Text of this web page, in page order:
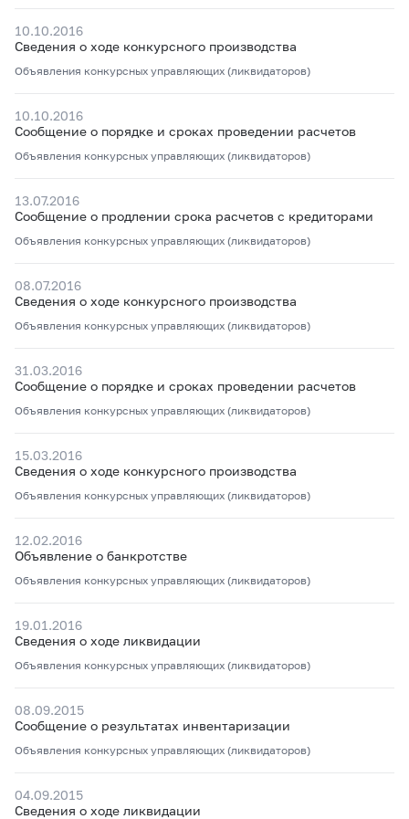
10.10.2016
Сведения о ходе конкурсного производства
Объявления конкурсных управляющих (ликвидаторов)
10.10.2016
Сообщение о порядке и сроках проведении расчетов
Объявления конкурсных управляющих (ликвидаторов)
13.07.2016
Сообщение о продлении срока расчетов с кредиторами
Объявления конкурсных управляющих (ликвидаторов)
08.07.2016
Сведения о ходе конкурсного производства
Объявления конкурсных управляющих (ликвидаторов)
31.03.2016
Сообщение о порядке и сроках проведении расчетов
Объявления конкурсных управляющих (ликвидаторов)
15.03.2016
Сведения о ходе конкурсного производства
Объявления конкурсных управляющих (ликвидаторов)
12.02.2016
Объявление о банкротстве
Объявления конкурсных управляющих (ликвидаторов)
19.01.2016
Сведения о ходе ликвидации
Объявления конкурсных управляющих (ликвидаторов)
08.09.2015
Сообщение о результатах инвентаризации
Объявления конкурсных управляющих (ликвидаторов)
04.09.2015
Сведения о ходе ликвидации